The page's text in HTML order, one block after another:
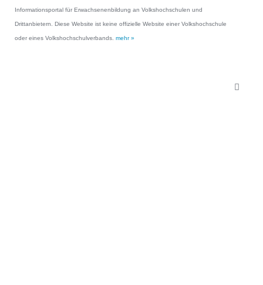
Informationsportal für Erwachsenenbildung an Volkshochschulen und
Drittanbietern. Diese Website ist keine offizielle Website einer Volkshochschule
oder eines Volkshochschulverbands. mehr »